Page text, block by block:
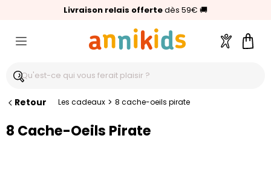
Livraison relais offertedès 59€ 🚚
🥇Palmarès Capital 2025 :Annikids N°1
⭐⭐⭐⭐⭐4,6/5(24 000 avis clients)
Compte
Retour Les cadeaux > 8 cache-oeils pirate
8 Cache-Oeils Pirate